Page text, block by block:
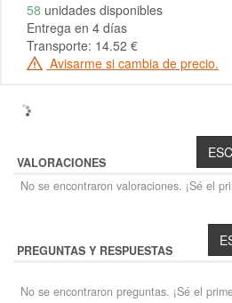
58 unidades disponibles
Entrega en 4 días
Transporte: 14.52 €
Avisarme si cambia de precio.
VALORACIONES
No se encontraron valoraciones. ¡Sé el
PREGUNTAS Y RESPUESTAS
No se encontraron preguntas. ¡Sé el